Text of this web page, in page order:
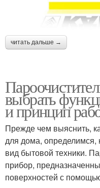
читать дальше →
выбрать
и принцип
Прежде чем выяснить,
для дома, определимся,
вид бытовой техники.
прибор,
поверхностей с